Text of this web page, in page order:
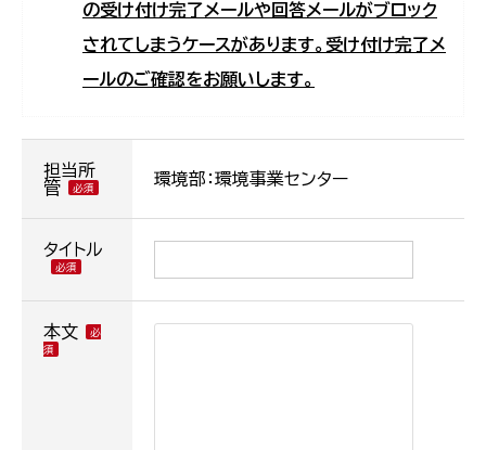
の受け付け完了メールや回答メールがブロック
されてしまうケースがあります。受け付け完了メ
ールのご確認をお願いします。
担当所
管
環境部：環境事業センター
タイトル
本文